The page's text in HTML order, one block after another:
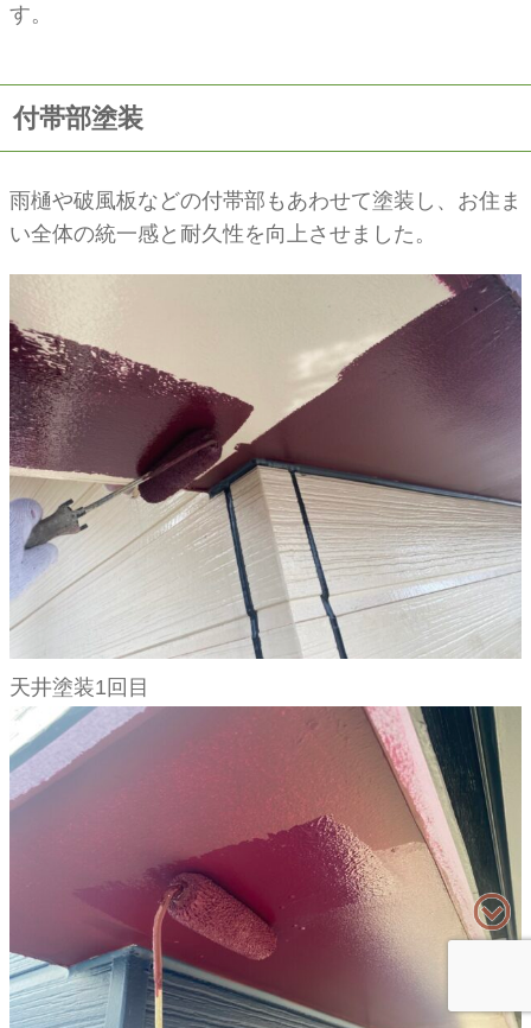
す。
付帯部塗装
雨樋や破風板などの付帯部もあわせて塗装し、お住ま
い全体の統一感と耐久性を向上させました。
天井塗装1回目